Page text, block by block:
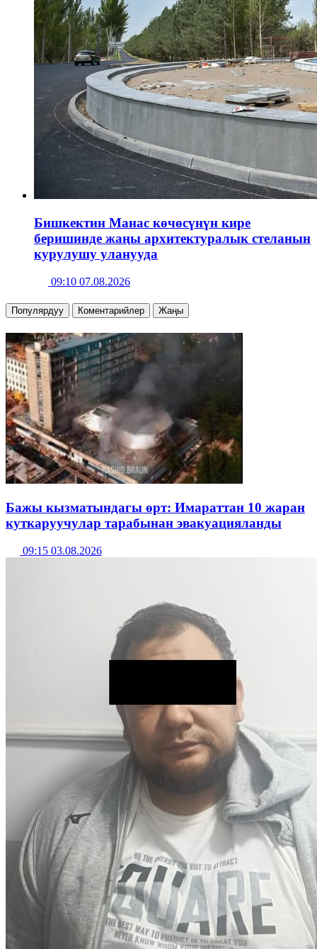
Бишкектин Манас көчөсүнүн кире
беришинде жаңы архитектуралык стеланын
курулушу уланууда
09:10 07.08.2026
Популярдуу Коментарийлер Жаңы
Бажы кызматындагы өрт: Имараттан 10 жаран
куткаруучулар тарабынан эвакуацияланды
09:15 03.08.2026